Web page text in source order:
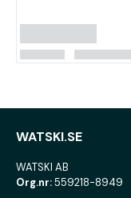
WATSKI.SE
WATSKI AB
Org.nr:559218-8949